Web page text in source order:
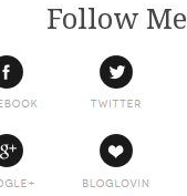
Follow Me